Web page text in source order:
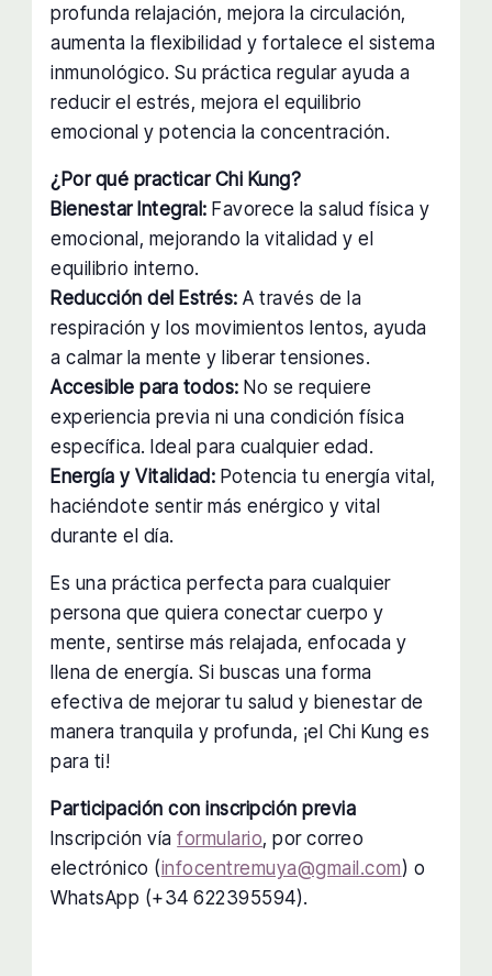
profunda relajación, mejora la circulación,
aumenta la flexibilidad y fortalece el sistema
inmunológico. Su práctica regular ayuda a
reducir el estrés, mejora el equilibrio
emocional y potencia la concentración.
¿Por qué practicar Chi Kung?
Bienestar Integral: Favorece la salud física y
emocional, mejorando la vitalidad y el
equilibrio interno.
Reducción del Estrés: A través de la
respiración y los movimientos lentos, ayuda
a calmar la mente y liberar tensiones.
Accesible para todos: No se requiere
experiencia previa ni una condición física
específica. Ideal para cualquier edad.
Energía y Vitalidad: Potencia tu energía vital,
haciéndote sentir más enérgico y vital
durante el día.
Es una práctica perfecta para cualquier
persona que quiera conectar cuerpo y
mente, sentirse más relajada, enfocada y
llena de energía. Si buscas una forma
efectiva de mejorar tu salud y bienestar de
manera tranquila y profunda, ¡el Chi Kung es
para ti!
Participación con inscripción previa
Inscripción víaformulario, por correo
electrónico (infocentremuya@gmail.com) o
WhatsApp (+34 622395594).